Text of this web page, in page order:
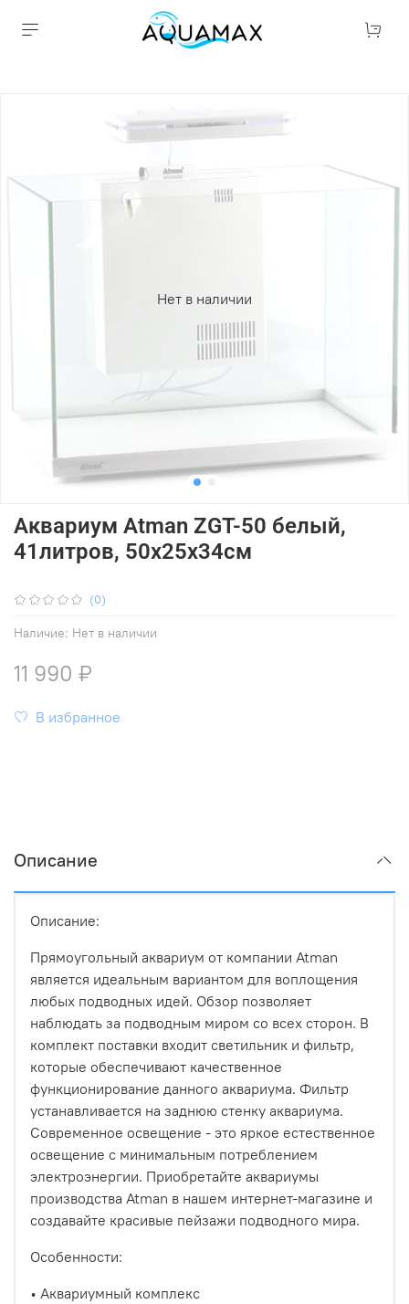
Нет в наличии
(0)
Наличие: Нет в наличии
Аквариум Atman ZGT-50 белый,
41литров, 50х25х34см
11 990 ₽
В избранное
Описание
Описание:
Прямоугольный аквариум от компании Atman
является идеальным вариантом для воплощения
любых подводных идей. Обзор позволяет
наблюдать за подводным миром со всех сторон. В
комплект поставки входит светильник и фильтр,
которые обеспечивают качественное
функционирование данного аквариума. Фильтр
устанавливается на заднюю стенку аквариума.
Современное освещение - это яркое естественное
освещение с минимальным потреблением
электроэнергии. Приобретайте аквариумы
производства Atman в нашем интернет-магазине и
создавайте красивые пейзажи подводного мира.
Особенности:
• Аквариумный комплекс